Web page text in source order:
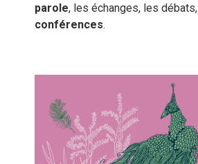
parole, les échanges, les débats,
conférences.